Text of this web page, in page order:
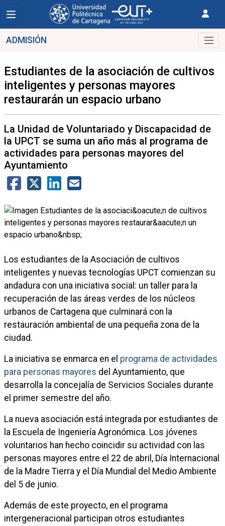
ADMISIÓN
Estudiantes de la asociación de cultivos
inteligentes y personas mayores
restaurarán un espacio urbano
La Unidad de Voluntariado y Discapacidad de
la UPCT se suma un año más al programa de
actividades para personas mayores del
Ayuntamiento
Los estudiantes de la Asociación de cultivos
inteligentes y nuevas tecnologías UPCT comienzan su
andadura con una iniciativa social: un taller para la
recuperación de las áreas verdes de los núcleos
urbanos de Cartagena que culminará con la
restauración ambiental de una pequeña zona de la
ciudad.
La iniciativa se enmarca en el programa de actividades
para personas mayores del Ayuntamiento, que
desarrolla la concejalía de Servicios Sociales durante
el primer semestre del año.
La nueva asociación está integrada por estudiantes de
la Escuela de Ingeniería Agronómica. Los jóvenes
voluntarios han hecho coincidir su actividad con las
personas mayores entre el 22 de abril, Día Internacional
de la Madre Tierra y el Día Mundial del Medio Ambiente
del 5 de junio.
Además de este proyecto, en el programa
intergeneracional participan otros estudiantes